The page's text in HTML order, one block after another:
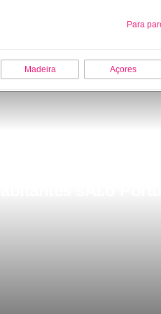
Para
Sobre nós
Madeira Açores